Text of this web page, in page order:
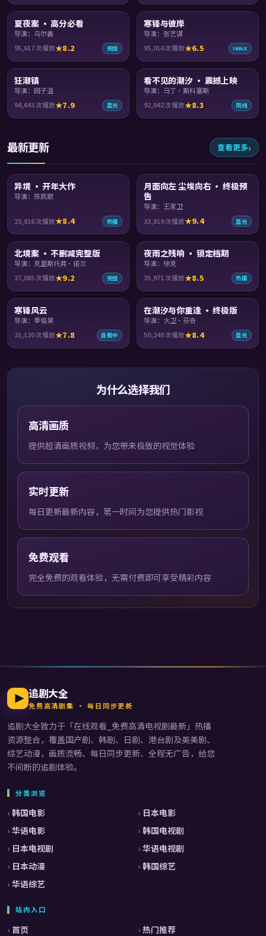
夏夜案 · 高分必看
导演：乌尔善
95,617 次播放 8.2 完结
寒锋与彼岸
导演：张艺谋
95,014次播放 6.5 IMAX
狂潮镇
导演：园子温
94,643 次播放 7.9 蓝光
看不见的潮汐 · 震撼上映
导演：马丁·斯科塞斯
92,042次播放 8.3 院线
最新更新 查看更多
异境 · 开年大作
导演：陈凯歌
23,816次播放 8.4 热播
月面向左 尘埃向右 · 终极预
告
导演：王家卫
33,819次播放 9.4 蓝光
北境案 · 不删减完整版
导演：克里斯托弗·诺兰
27,085 次播放 9.2 完结
夜雨之残响 · 锁定档期
导演：徐克
35,971次播放 8.5 热播
寒锋风云
导演：奉俊昊
21,120次播放 7.8 连载中
在潮汐与你重逢 · 终极版
导演：大卫·芬奇
50,248次播放 8.4 蓝光
为什么选择我们
高清画质
提供超清画质视频，为您带来极致的视觉体验
实时更新
每日更新最新内容，第一时间为您提供热门影视
免费观看
完全免费的观看体验，无需付费即可享受精彩内容
追剧大全
免费高清剧集 · 每日同步更新
追剧大全致力于「在线观看_免费高清电视剧最新 」热播
资源整合，覆盖国产剧、韩剧、日剧、港台剧及英美剧、
综艺动漫，画质流畅、每日同步更新、全程无广告，给您
不间断的追剧体验。
分类浏览
韩国电影
日本电影
华语电影
韩国电视剧
日本电视剧
华语电视剧
日本动漫
韩国综艺
华语综艺
站内入口
首页 热门推荐